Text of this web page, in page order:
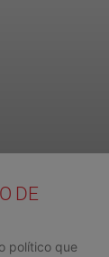
DE
político que